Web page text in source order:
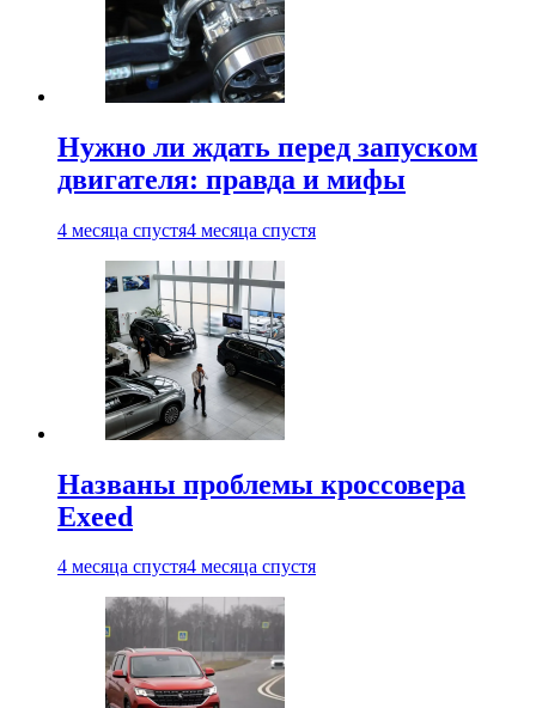
Нужно ли ждать перед запуском
двигателя: правда и мифы
4 месяца спустя4 месяца спустя
Названы проблемы кроссовера
Exeed
4 месяца спустя4 месяца спустя